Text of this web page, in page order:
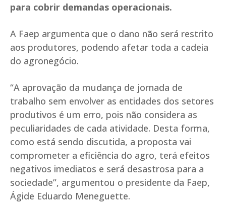
para cobrir demandas operacionais.
A Faep argumenta que o dano não será restrito
aos produtores, podendo afetar toda a cadeia
do agronegócio.
“A aprovação da mudança de jornada de
trabalho sem envolver as entidades dos setores
produtivos é um erro, pois não considera as
peculiaridades de cada atividade. Desta forma,
como está sendo discutida, a proposta vai
comprometer a eficiência do agro, terá efeitos
negativos imediatos e será desastrosa para a
sociedade”, argumentou o presidente da Faep,
Ágide Eduardo Meneguette.